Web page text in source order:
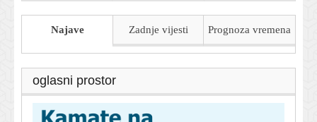
Najave Zadnje vijesti Prognoza vremena
oglasni prostor